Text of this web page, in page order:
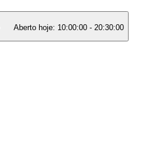
Aberto hoje: 10:00:00 - 20:30:00